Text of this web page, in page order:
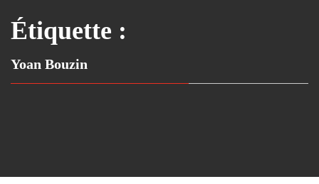
Étiquette :
Yoan Bouzin